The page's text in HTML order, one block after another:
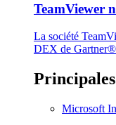
TeamViewer
La société
DEX de
Microsoft